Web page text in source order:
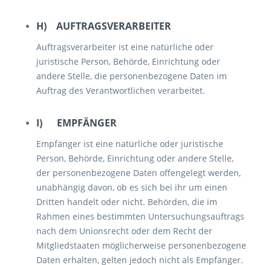
H) AUFTRAGSVERARBEITER
Auftragsverarbeiter ist eine natürliche oder
juristische Person, Behörde, Einrichtung oder
andere Stelle, die personenbezogene Daten im
Auftrag des Verantwortlichen verarbeitet.
I) EMPFÄNGER
Empfänger ist eine natürliche oder juristische
Person, Behörde, Einrichtung oder andere Stelle,
der personenbezogene Daten offengelegt werden,
unabhängig davon, ob es sich bei ihr um einen
Dritten handelt oder nicht. Behörden, die im
Rahmen eines bestimmten Untersuchungsauftrags
nach dem Unionsrecht oder dem Recht der
Mitgliedstaaten möglicherweise personenbezogene
Daten erhalten, gelten jedoch nicht als Empfänger.